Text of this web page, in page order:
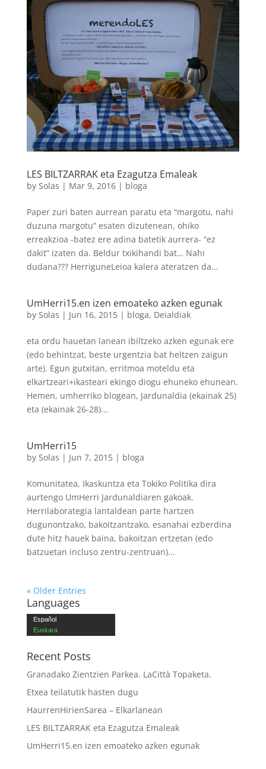
LES BILTZARRAK eta Ezagutza Emaleak
by Solas | Mar 9, 2016| bloga
Paper zuri baten aurrean paratu eta “margotu, nahi
duzuna margotu” esaten dizutenean, ohiko
erreakzioa -batez ere adina batetik aurrera- “ez
dakit” izaten da. Beldur txikihandi bat… Nahi
dudana??? HerriguneLeioa kalera ateratzen da...
UmHerri15.en izen emoateko azken egunak
by Solas | Jun 16, 2015| bloga, Deialdiak
eta ordu hauetan lanean ibiltzeko azken egunak ere
(edo behintzat, beste urgentzia bat heltzen zaigun
arte). Egun gutxitan, erritmoa moteldu eta
elkartzeari+ikasteari ekingo diogu ehuneko ehunean.
Hemen, umherriko blogean, Jardunaldia (ekainak 25)
eta (ekainak 26-28)...
UmHerri15
by Solas | Jun 7, 2015| bloga
Komunitatea, Ikaskuntza eta Tokiko Politika dira
aurtengo UmHerri Jardunaldiaren gakoak.
Herrilaborategia lantaldean parte hartzen
dugunontzako, bakoitzantzako, esanahai ezberdina
dute hitz hauek baina, bakoitzan ertzetan (edo
batzuetan incluso zentru-zentruan)...
« Older Entries
Languages
Español
Euskara
Recent Posts
Granadako Zientzien Parkea. LaCittà Topaketa.
Etxea teilatutik hasten dugu
HaurrenHirienSarea – Elkarlanean
LES BILTZARRAK eta Ezagutza Emaleak
UmHerri15.en izen emoateko azken egunak